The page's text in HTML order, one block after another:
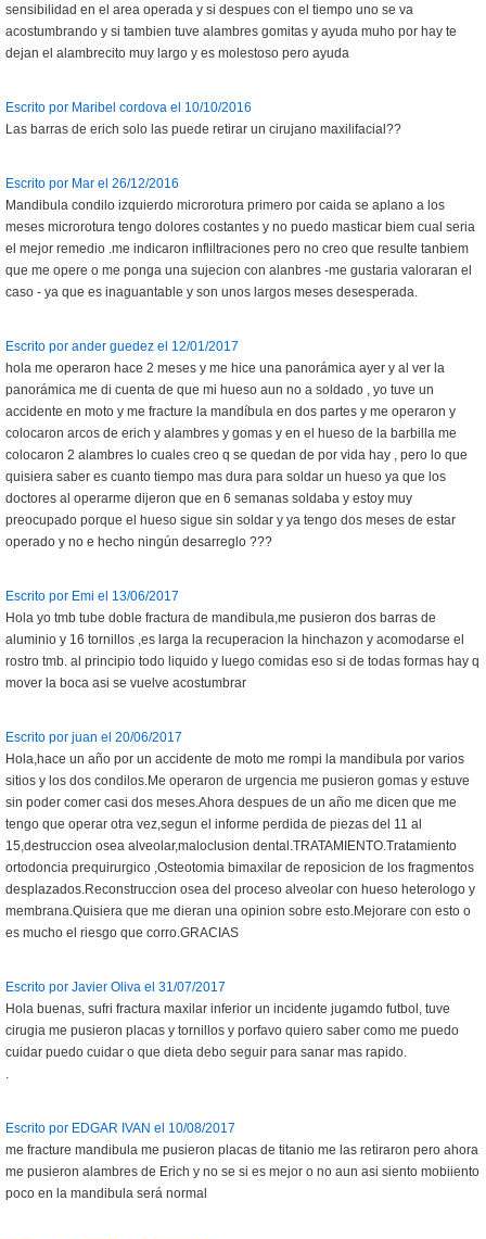
sensibilidad en el area operada y si despues con el tiempo uno se va
acostumbrando y si tambien tuve alambres gomitas y ayuda muho por hay te
dejan el alambrecito muy largo y es molestoso pero ayuda
Escrito por Maribel cordova el 10/10/2016
Las barras de erich solo las puede retirar un cirujano maxilifacial??
Escrito por Mar el 26/12/2016
Mandibula condilo izquierdo microrotura primero por caida se aplano a los
meses microrotura tengo dolores costantes y no puedo masticar biem cual seria
el mejor remedio .me indicaron infliltraciones pero no creo que resulte tanbiem
que me opere o me ponga una sujecion con alanbres -me gustaria valoraran el
caso - ya que es inaguantable y son unos largos meses desesperada.
Escrito por ander guedez el 12/01/2017
hola me operaron hace 2 meses y me hice una panorámica ayer y al ver la
panorámica me di cuenta de que mi hueso aun no a soldado , yo tuve un
accidente en moto y me fracture la mandíbula en dos partes y me operaron y
colocaron arcos de erich y alambres y gomas y en el hueso de la barbilla me
colocaron 2 alambres lo cuales creo q se quedan de por vida hay , pero lo que
quisiera saber es cuanto tiempo mas dura para soldar un hueso ya que los
doctores al operarme dijeron que en 6 semanas soldaba y estoy muy
preocupado porque el hueso sigue sin soldar y ya tengo dos meses de estar
operado y no e hecho ningún desarreglo ???
Escrito por Emi el 13/06/2017
Hola yo tmb tube doble fractura de mandibula,me pusieron dos barras de
aluminio y 16 tornillos ,es larga la recuperacion la hinchazon y acomodarse el
rostro tmb. al principio todo liquido y luego comidas eso si de todas formas hay q
mover la boca asi se vuelve acostumbrar
Escrito por juan el 20/06/2017
Hola,hace un año por un accidente de moto me rompi la mandibula por varios
sitios y los dos condilos.Me operaron de urgencia me pusieron gomas y estuve
sin poder comer casi dos meses.Ahora despues de un año me dicen que me
tengo que operar otra vez,segun el informe perdida de piezas del 11 al
15,destruccion osea alveolar,maloclusion dental.TRATAMIENTO.Tratamiento
ortodoncia prequirurgico ,Osteotomia bimaxilar de reposicion de los fragmentos
desplazados.Reconstruccion osea del proceso alveolar con hueso heterologo y
membrana.Quisiera que me dieran una opinion sobre esto.Mejorare con esto o
es mucho el riesgo que corro.GRACIAS
Escrito por Javier Oliva el 31/07/2017
Hola buenas, sufri fractura maxilar inferior un incidente jugamdo futbol, tuve
cirugia me pusieron placas y tornillos y porfavo quiero saber como me puedo
cuidar puedo cuidar o que dieta debo seguir para sanar mas rapido.
.
Escrito por EDGAR IVAN el 10/08/2017
me fracture mandibula me pusieron placas de titanio me las retiraron pero ahora
me pusieron alambres de Erich y no se si es mejor o no aun asi siento mobiiento
poco en la mandibula será normal